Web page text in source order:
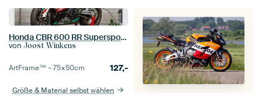
Honda CBR 600 RR Supersport im Racetrim mit Castrol-Aufklebern
von Joost Winkens
ArtFrame™ –75×50cm 127,-
Größe & Material selbst wählen